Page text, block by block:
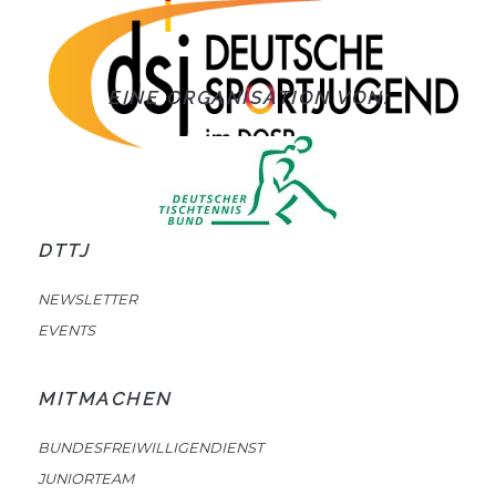
EINE ORGANISATION VON:
DTTJ
NEWSLETTER
EVENTS
MITMACHEN
BUNDESFREIWILLIGENDIENST
JUNIORTEAM